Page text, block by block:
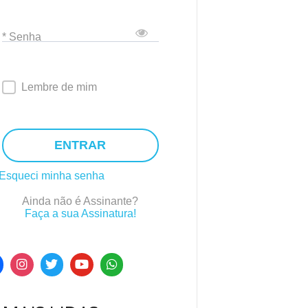
* Senha
Lembre de mim
ENTRAR
Esqueci minha senha
Ainda não é Assinante?
Faça a sua Assinatura!